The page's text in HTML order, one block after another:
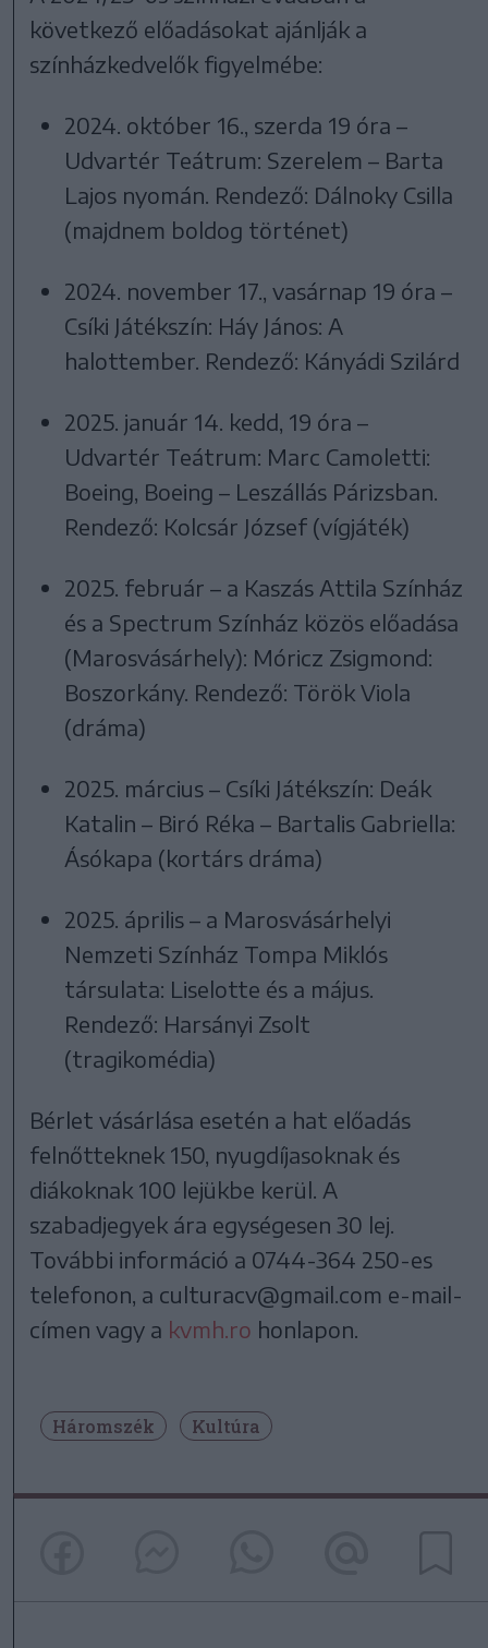
következő előadásokat ajánlják a
színházkedvelők figyelmébe:
2024. október 16., szerda 19 óra –
Udvartér Teátrum: Szerelem – Barta
Lajos nyomán. Rendező: Dálnoky Csilla
(majdnem boldog történet)
2024. november 17., vasárnap 19 óra –
Csíki Játékszín: Háy János: A
halottember. Rendező: Kányádi Szilárd
2025. január 14. kedd, 19 óra –
Udvartér Teátrum: Marc Camoletti:
Boeing, Boeing – Leszállás Párizsban.
Rendező: Kolcsár József (vígjáték)
2025. február – a Kaszás Attila Színház
és a Spectrum Színház közös előadása
(Marosvásárhely): Móricz Zsigmond:
Boszorkány. Rendező: Török Viola
(dráma)
2025. március – Csíki Játékszín: Deák
Katalin – Biró Réka – Bartalis Gabriella:
Ásókapa (kortárs dráma)
2025. április – a Marosvásárhelyi
Nemzeti Színház Tompa Miklós
társulata: Liselotte és a május.
Rendező: Harsányi Zsolt
(tragikomédia)
Bérlet vásárlása esetén a hat előadás
felnőtteknek 150, nyugdíjasoknak és
diákoknak 100 lejükbe kerül. A
szabadjegyek ára egységesen 30 lej.
További információ a 0744-364 250-es
telefonon, a culturacv@gmail.com e-mail-
címen vagy a kvmh.ro honlapon.
Háromszék Kultúra